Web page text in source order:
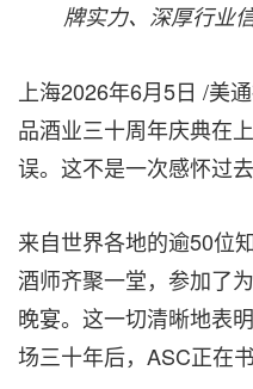
牌实力、深厚行业
上海2026年6月5日 /美
品酒业三十周年庆典在
误。这不是一次感怀过
来自世界各地的逾50位
酒师齐聚一堂，参加了
晚宴。这一切清晰地表
场三十年后，ASC正在